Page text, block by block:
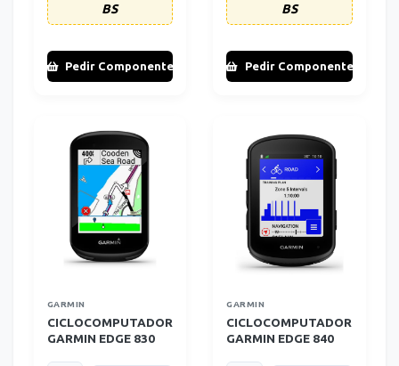
BS
Pedir Componente
BS
Pedir Componente
GARMIN
CICLOCOMPUTADOR
GARMIN EDGE 830
GARMIN
CICLOCOMPUTADOR
GARMIN EDGE 840